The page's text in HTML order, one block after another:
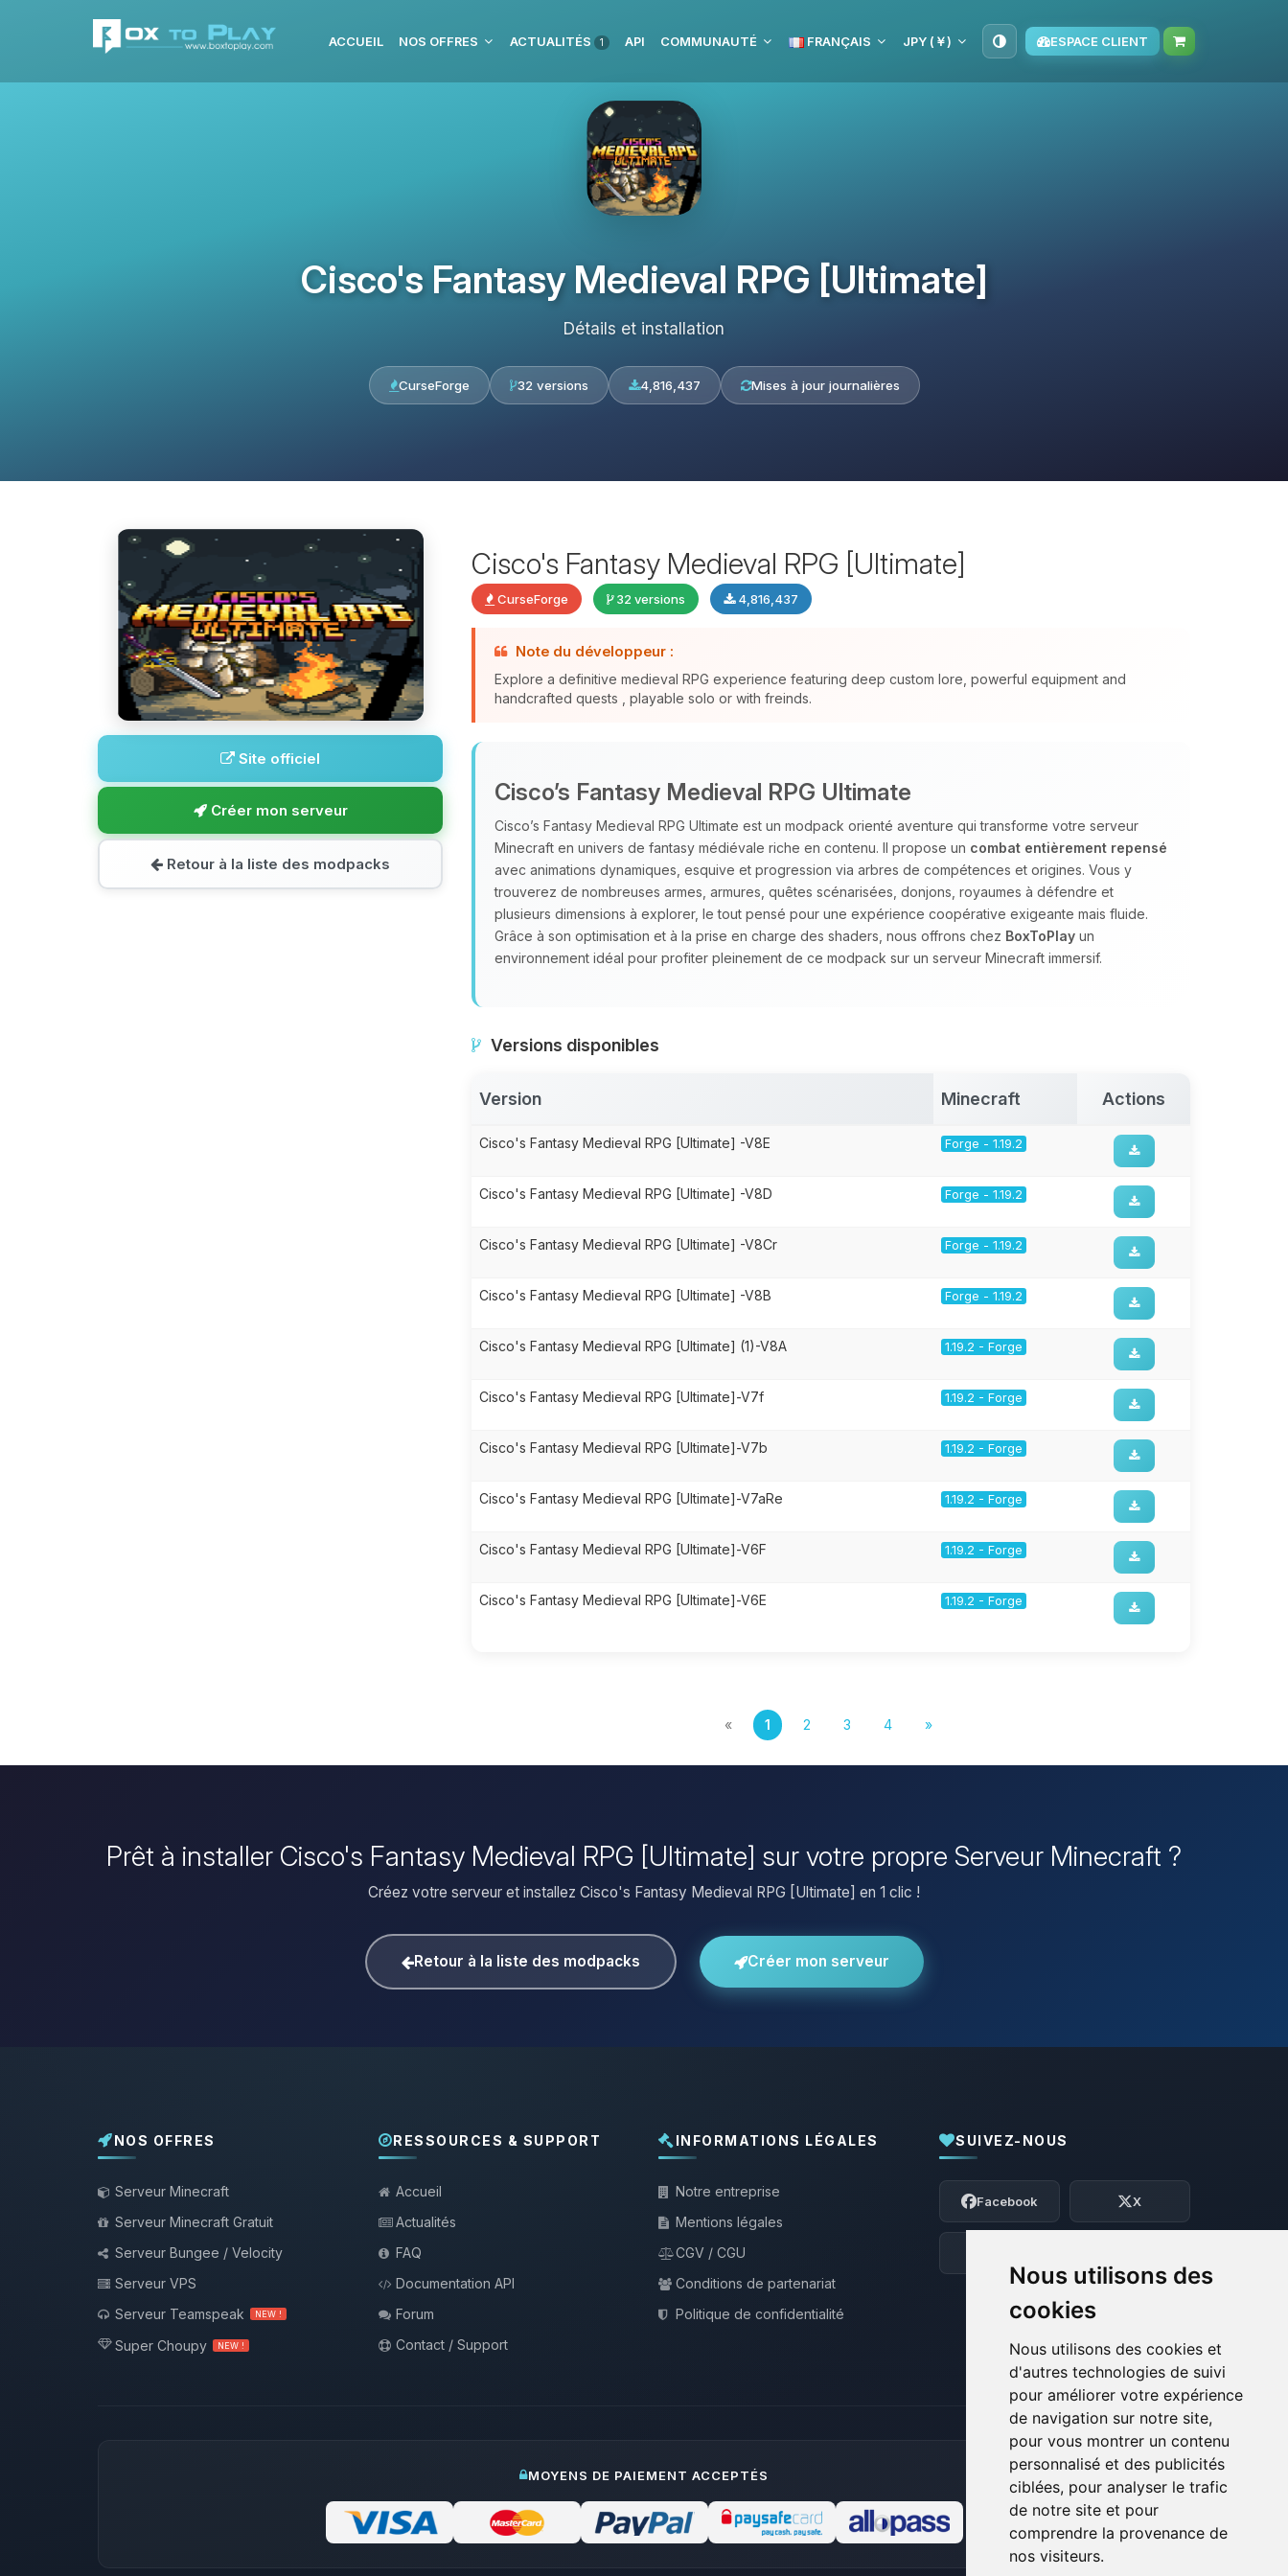
Nous utilisons des
cookies
Nous utilisons des cookies et
d'autres technologies de suivi
pour améliorer votre expérience
de navigation sur notre site,
pour vous montrer un contenu
personnalisé et des publicités
ciblées, pour analyser le trafic
de notre site et pour
comprendre la provenance de
nos visiteurs.
ACCUEIL NOS OFFRES ACTUALITÉS 1 API COMMUNAUTÉ FRANÇAIS JPY (￥) ESPACE CLIENT
Cisco's Fantasy Medieval RPG [Ultimate]
Détails et installation
CurseForge 32 versions 4,816,437 Mises à jour journalières
Site officiel
Créer mon serveur
Retour à la liste des modpacks
Cisco's Fantasy Medieval RPG [Ultimate]
CurseForge 32 versions 4,816,437
Note du développeur :
Explore a definitive medieval RPG experience featuring deep custom lore, powerful equipment and
handcrafted quests , playable solo or with freinds.
Cisco’s Fantasy Medieval RPG Ultimate
Cisco’s Fantasy Medieval RPG Ultimate est un modpack orienté aventure qui transforme votre serveur
Minecraft en univers de fantasy médiévale riche en contenu. Il propose un combat entièrement repensé
avec animations dynamiques, esquive et progression via arbres de compétences et origines. Vous y
trouverez de nombreuses armes, armures, quêtes scénarisées, donjons, royaumes à défendre et
plusieurs dimensions à explorer, le tout pensé pour une expérience coopérative exigeante mais fluide.
Grâce à son optimisation et à la prise en charge des shaders, nous offrons chez BoxToPlay un
environnement idéal pour profiter pleinement de ce modpack sur un serveur Minecraft immersif.
Versions disponibles
Version Minecraft Actions
Cisco's Fantasy Medieval RPG [Ultimate] -V8E Forge - 1.19.2
Cisco's Fantasy Medieval RPG [Ultimate] -V8D Forge - 1.19.2
Cisco's Fantasy Medieval RPG [Ultimate] -V8Cr Forge - 1.19.2
Cisco's Fantasy Medieval RPG [Ultimate] -V8B Forge - 1.19.2
Cisco's Fantasy Medieval RPG [Ultimate] (1)-V8A 1.19.2 - Forge
Cisco's Fantasy Medieval RPG [Ultimate]-V7f 1.19.2 - Forge
Cisco's Fantasy Medieval RPG [Ultimate]-V7b 1.19.2 - Forge
Cisco's Fantasy Medieval RPG [Ultimate]-V7aRe 1.19.2 - Forge
Cisco's Fantasy Medieval RPG [Ultimate]-V6F 1.19.2 - Forge
Cisco's Fantasy Medieval RPG [Ultimate]-V6E 1.19.2 - Forge
« 1 2 3 4 »
Prêt à installer Cisco's Fantasy Medieval RPG [Ultimate] sur votre propre Serveur Minecraft ?
Créez votre serveur et installez Cisco's Fantasy Medieval RPG [Ultimate] en 1 clic !
Retour à la liste des modpacks Créer mon serveur
NOS OFFRES
Serveur Minecraft
Serveur Minecraft Gratuit
Serveur Bungee / Velocity
Serveur VPS
Serveur Teamspeak
NEW !
Super Choupy NEW !
RESSOURCES & SUPPORT
Accueil
Actualités
FAQ
Documentation API
Forum
Contact / Support
INFORMATIONS LÉGALES
Notre entreprise
Mentions légales
CGV / CGU
Conditions de partenariat
Politique de confidentialité
SUIVEZ-NOUS
Facebook X
MOYENS DE PAIEMENT ACCEPTÉS
Youpi, enfin quelqu’un pour me parler !
Moi c’est Choupy, ton petit assistant
BoxToPlay. Dis-moi ce dont tu as besoin
et je vais remuer mes petits circuits
07/08/2026 à 20:31